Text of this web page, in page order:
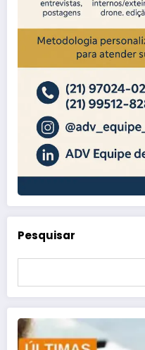
Pesquisar